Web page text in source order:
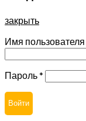
закрыть
Имя
Пароль*
Войти